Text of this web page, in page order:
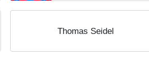
Thomas Seidel